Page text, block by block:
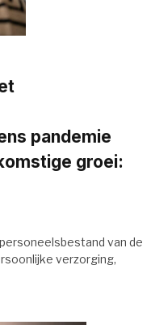
pandemie
groei:
van de
verzorging,